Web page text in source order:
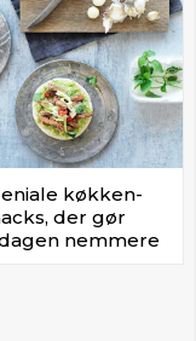
køkken-
der gør
nemmere